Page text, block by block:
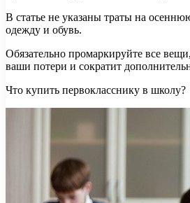
В статье не указаны траты на
одежду и обувь.
Обязательно промаркируйте все
ваши потери и сократит
Что купить первокласснику в школу?